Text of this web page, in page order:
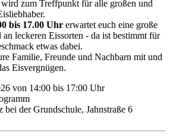
zum Treffpunkt für alle großen und
bis 17.00 Uhr erwartet euch eine große
leckeren Eissorten - da ist bestimmt für
etwas dabei.
Familie, Freunde und Nachbarn mit und
Eisvergnügen.
von 14:00 bis 17:00 Uhr
bei der Grundschule, Jahnstraße 6